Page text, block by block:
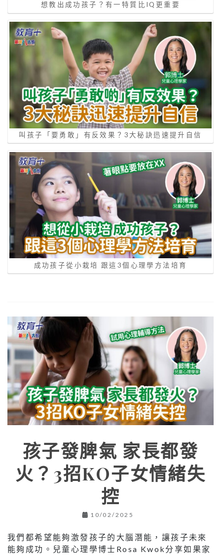
想教出成功孩子？有一特質比IQ更重要
叫孩子「要勇敢」有反效果？3大秘訣迅速提升自信
成功孩子從小栽培 跟這3個心理學方法培育
孩子發脾氣 家長都發
火？3招KO子女情緒失
控
10/02/2025
我們都希望能夠激發孩子的大腦潛能，讓孩子未來
能夠成功。兒童心理學博士Rosa Kwok分享如果家